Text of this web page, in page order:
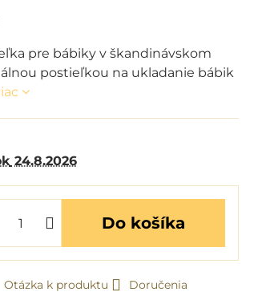
pre bábiky v škandinávskom
postieľkou na ukladanie bábik
24.8.2026
Do košíka
Otázka k produktu Doručenia